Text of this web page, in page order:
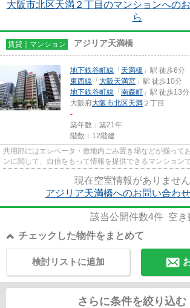
大阪市北区天満２丁目のマンションへの
ら
賃貸｜マンション アジリア天満橋
地下鉄谷町線 「 天満橋 」駅 徒歩6分
東西線 「 大阪天満宮 」駅 徒歩10分
地下鉄谷町線 「 南森町 」駅 徒歩13分
大阪府大阪市北区天満 ２丁目
-
築年数：築21年
階数：12階建
共用部にはエレベータ・敷地内ごみ置き場などが揃って
ンに関して、自信をもって情報を提供できるマンション
現在空室情報がありません
アジリア天満橋へのお問い合わ
該当公開件数4件 空き
チェックした物件をまとめて
検討リストに追加
さらに条件を絞り込む